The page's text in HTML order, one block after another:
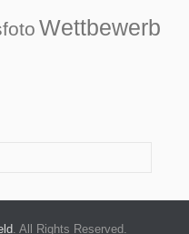
Wettbewerb
. All Rights Reserved.